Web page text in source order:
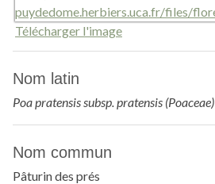
Télécharger l'image
Nom latin
Poa pratensis subsp. pratensis (Poaceae)
Nom commun
Pâturin des prés